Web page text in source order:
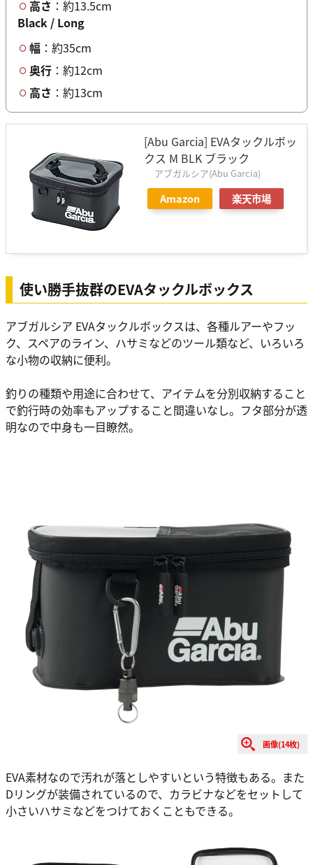
高さ ：約13.5cm
Black / Long
幅 ：約35cm
奥行 ：約12cm
高さ ：約13cm
[Abu Garcia] EVAタックルボッ
クス M BLK ブラック
アブガルシア(Abu Garcia)
Amazon 楽天市場
使い勝手抜群のEVAタックルボックス
アブガルシア EVAタックルボックスは、各種ルアーやフッ
ク、スペアのライン、ハサミなどのツール類など、いろいろ
な小物の収納に便利。
釣りの種類や用途に合わせて、アイテムを分別収納すること
で釣行時の効率もアップすること間違いなし。フタ部分が透
明なので中身も一目瞭然。
画像(14枚)
EVA素材なので汚れが落としやすいという特徴もある。また
Dリングが装備されているので、カラビナなどをセットして
小さいハサミなどをつけておくこともできる。